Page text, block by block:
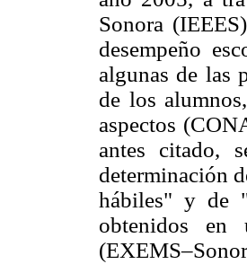
Sonora
desempeño
algunas de las
de los
aspectos
antes citado,
determinación
hábiles" y de
obtenidos en